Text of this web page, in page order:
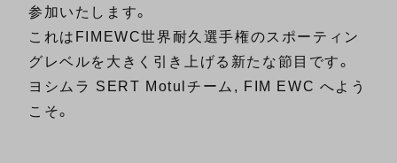
参加いたします。
これはFIMEWC世界耐久選手権のスポーティン
グレベルを大きく引き上げる新たな節目です。
ヨシムラ SERT Motulチーム, FIM EWC へよう
こそ。